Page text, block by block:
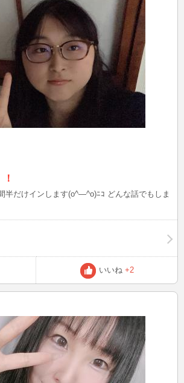
半だけインします(o^―^o)ﾆｺ どんな話でもしま
いいね +2